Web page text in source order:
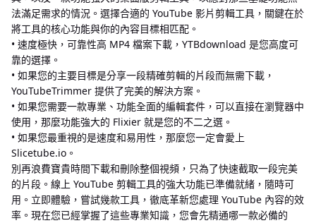
法滿足需求的情況。選擇合適的 YouTube 影片剪輯工具，關鍵在於
將工具的核心功能與你的內容目標相匹配。
• 速度極快，可靠性高 MP4 檔案下載，YTBdownload 是您高度可
靠的選擇。
• 如果您的主要目標是分享一段精確剪輯的片段而無需下載，
YouTubeTrimmer 提供了完美的解決方案。
• 如果您需要一款專業、功能全面的編輯套件，可以直接在瀏覽器中
使用，那麼功能強大的 Flixier 就是您的不二之選。
• 如果您最重視的是速度和易用性，那麼您一定會愛上
Slicetube.io。
別再浪費寶貴時間下載和刪除整個視頻，只為了快速截取一段完美
的片段。線上 YouTube 剪輯工具的強大功能已準備就緒，隨時可
用。立即體驗，嘗試幾款工具，徹底革新您處理 YouTube 內容的效
率。現在您已經掌握了這些專業知識，您會先精通哪一款必備的